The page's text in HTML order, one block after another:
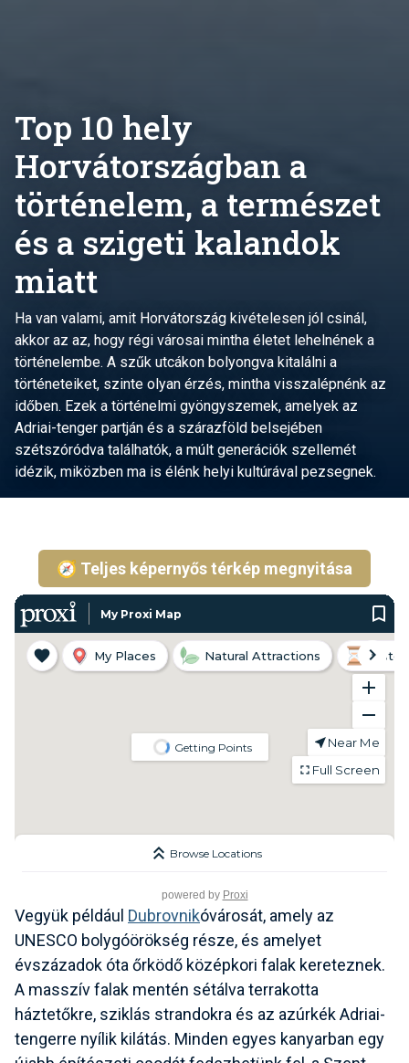
Top 10 hely
Horvátországban a
történelem, a természet
és a szigeti kalandok
miatt
Ha van valami, amit Horvátország kivételesen jól csinál,
akkor az az, hogy régi városai mintha életet lehelnének a
történelembe. A szűk utcákon bolyongva kitalálni a
történeteiket, szinte olyan érzés, mintha visszalépnénk az
időben. Ezek a történelmi gyöngyszemek, amelyek az
Adriai-tenger partján és a szárazföld belsejében
szétszóródva találhatók, a múlt generációk szellemét
idézik, miközben ma is élénk helyi kultúrával pezsegnek.
🧭 Teljes képernyős térkép megnyitása
powered by Proxi
Vegyük például Dubrovnikóvárosát, amely az
UNESCO bolygóörökség része, és amelyet
évszázadok óta őrködő középkori falak kereteznek.
A masszív falak mentén sétálva terrakotta
háztetőkre, sziklás strandokra és az azúrkék Adriai-
tengerre nyílik kilátás. Minden egyes kanyarban egy